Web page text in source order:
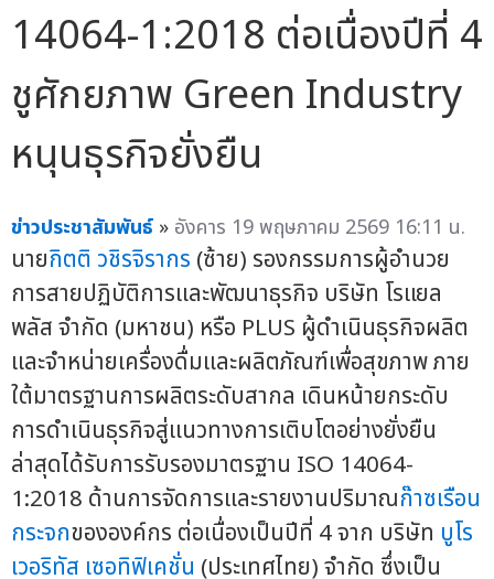
14064-1:2018 ต่อเนื่องปีที่ 4
ชูศักยภาพ Green Industry
หนุนธุรกิจยั่งยืน
ข่าวประชาสัมพันธ์ » อังคาร 19 พฤษภาคม 2569 16:11 น.
นายกิตติ วชิรจิรากร (ซ้าย) รองกรรมการผู้อำนวย
การสายปฏิบัติการและพัฒนาธุรกิจ บริษัท โรแยล
พลัส จำกัด (มหาชน) หรือ PLUS ผู้ดำเนินธุรกิจผลิต
และจำหน่ายเครื่องดื่มและผลิตภัณฑ์เพื่อสุขภาพ ภาย
ใต้มาตรฐานการผลิตระดับสากล เดินหน้ายกระดับ
การดำเนินธุรกิจสู่แนวทางการเติบโตอย่างยั่งยืน
ล่าสุดได้รับการรับรองมาตรฐาน ISO 14064-
1:2018 ด้านการจัดการและรายงานปริมาณก๊าซเรือน
กระจกขององค์กร ต่อเนื่องเป็นปีที่ 4 จาก บริษัท บูโร
เวอริทัส เซอทิฟิเคชั่น (ประเทศไทย) จำกัด ซึ่งเป็น